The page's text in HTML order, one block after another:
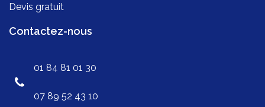
Devis gratuit
Contactez-nous
01 84 81 01 30
07 89 52 43 10